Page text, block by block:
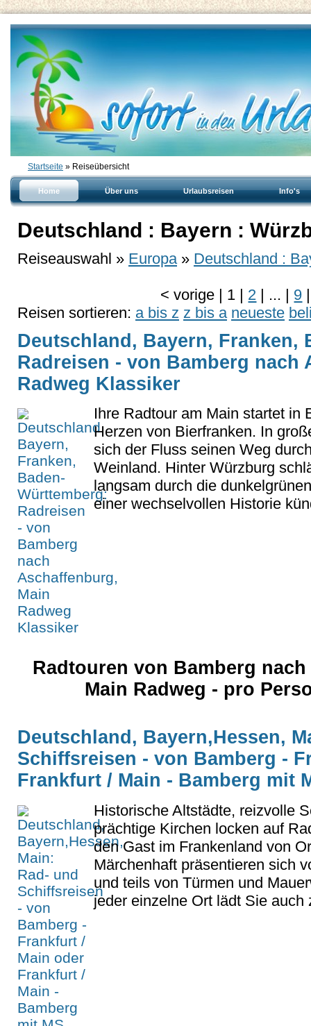
Startseite » Reiseübersicht
Home Über uns Urlaubsreisen Info's
Deutschland : Bayern :
Reiseauswahl » Europa » Deutschland :
<vorige | 1 | 2 | ... | 9 |
Reisen sortieren: a bis z z bis a neueste
Deutschland, Bayern, Franken,
Radreisen - von Bamberg nach
Radweg Klassiker
Ihre Radtour am Main startet in
Herzen von Bierfranken. In
sich der Fluss seinen Weg
Weinland. Hinter Würzburg
langsam durch die
einer wechselvollen Historie
Radtouren von Bamberg
Main Radweg - pro
Deutschland, Bayern,Hessen,
Schiffsreisen - von Bamberg -
Frankfurt / Main - Bamberg mit
Historische Altstädte, reizvolle
prächtige Kirchen locken auf
den Gast im Frankenland von
Märchenhaft präsentieren sich
und teils von Türmen und
jeder einzelne Ort lädt Sie auch